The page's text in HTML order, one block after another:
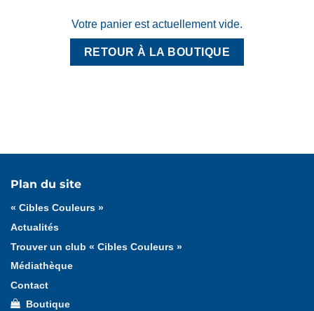
Votre panier est actuellement vide.
RETOUR À LA BOUTIQUE
Plan du site
« Cibles Couleurs »
Actualités
Trouver un club « Cibles Couleurs »
Médiathèque
Contact
Boutique